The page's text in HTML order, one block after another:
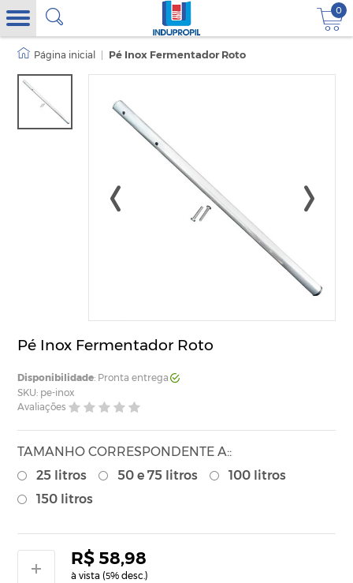
0
Pé Inox Fermentador Roto
Pé Inox Fermentador Roto
Disponibilidade: Pronta entrega
SKU: pe-inox
Avaliações
TAMANHO CORRESPONDENTE A::
25 litros
50 e 75 litros
100 litros
150 litros
R$ 58,98
à vista (5% desc.)